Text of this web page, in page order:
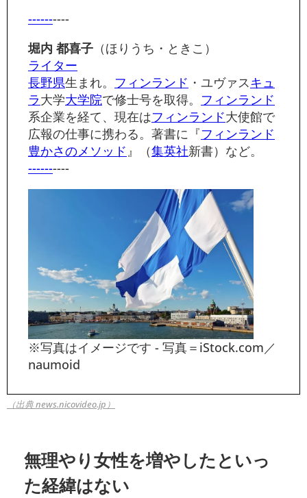
----------
堀内 都喜子 （ほりうち・ときこ）
ライター
長野県生まれ。 フィンランド ・ユヴァスキュ
ラ大学大学院で修士号を取得。 フィンランド
系企業を経て、現在はフィンランド大使館で
広報の仕事に携わる。著書に『フィンランド
豊かさのメソッド 』（集英社新書）など。
----------
※写真はイメージです - 写真＝iStock.com／
naumoid
（出典 news.nicovideo.jp）
無理やり女性を増やしたといっ
た経緯はない